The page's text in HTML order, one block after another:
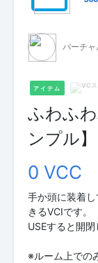
アイテム
ふわふ
ンプル】
0 VCC
手か頭に装着
きるVCIです。
USEすると開閉
※ルーム上での